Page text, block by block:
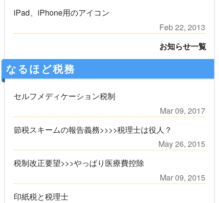
iPad、iPhone用のアイコン
Feb 22, 2013
お知らせ一覧
なるほど税務
セルフメディケーション税制
Mar 09, 2017
節税スキームの報告義務>>>>税理士は役人？
May 26, 2015
税制改正要望>>>やっぱり医療費控除
Mar 09, 2015
印紙税と税理士